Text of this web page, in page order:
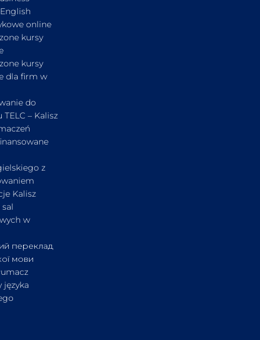
online
kursy
kursy
dla firm w
do
– Kalisz
z
Kalisz
w
переклад
мови
języka